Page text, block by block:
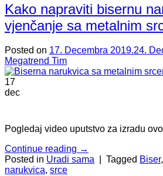
Kako napraviti bisernu
vjenčanje sa metalnim
Posted on 17. Decembra 2019.24.
Megatrend Tim
17
dec
Pogledaj video uputstvo za izradu
Continue reading →
Posted in Uradi sama Tagged Biser,
narukvica, srce